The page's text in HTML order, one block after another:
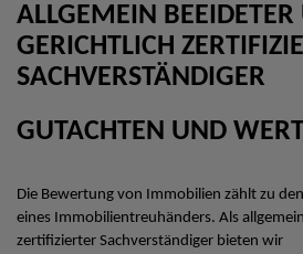
ALLGEMEIN
GERICHTLICH
SACHVERSTÄNDIGER
GUTACHTEN UND
Die Bewertung von Immobilien zählt zu
eines Immobilientreuhänders. Als
zertifizierter Sachverständiger bieten wir